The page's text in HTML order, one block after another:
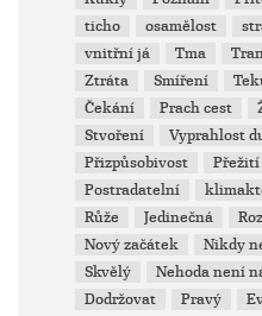
ticho
osamělost
vnitřní já
Tma
Ztráta
Smíření
Čekání
Prach cest
Stvoření
Vyprahlost
Přizpůsobivost
Přežití
Postradatelní
Růže
Jedinečná
Nový začátek
Nikdy
Skvělý
Nehoda není
Dodržovat
Pravý